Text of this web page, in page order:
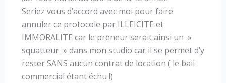
Seriez vous d’accord avec moi pour faire
annuler ce protocole par ILLEICITE et
IMMORALITE car le preneur serait ainsi un »
squatteur » dans mon studio car il se permet d’y
rester SANS aucun contrat de location ( le bail
commercial étant échu !)